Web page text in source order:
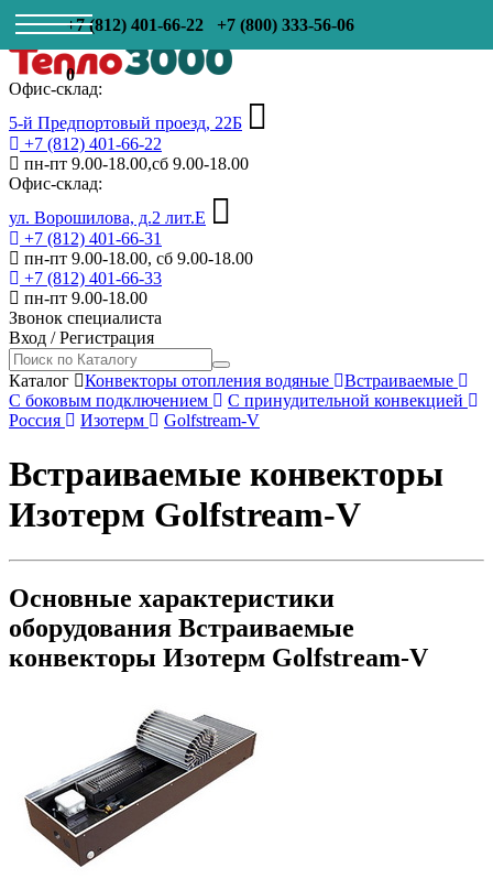
+7 (812) 401-66-22 +7 (800) 333-56-06
0
Офис-склад:
5-й Предпортовый проезд, 22Б
+7 (812) 401-66-22
пн-пт 9.00-18.00,сб 9.00-18.00
Офис-склад:
ул. Ворошилова, д.2 лит.Е
+7 (812) 401-66-31
пн-пт 9.00-18.00, сб 9.00-18.00
+7 (812) 401-66-33
пн-пт 9.00-18.00
Звонок специалиста
Вход /Регистрация
Каталог Конвекторы отопления водяные
Встраиваемые
С боковым подключением
С принудительной конвекцией
Россия
Изотерм Golfstream-V
Встраиваемые конвекторы
Изотерм Golfstream-V
Основные характеристики
оборудования Встраиваемые
конвекторы Изотерм Golfstream-V